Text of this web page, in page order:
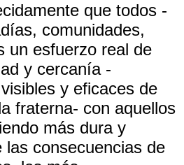
que todos -
comunidades,
un esfuerzo real de
y cercanía -
y eficaces de
fraterna- con aquellos
más dura y
las consecuencias de